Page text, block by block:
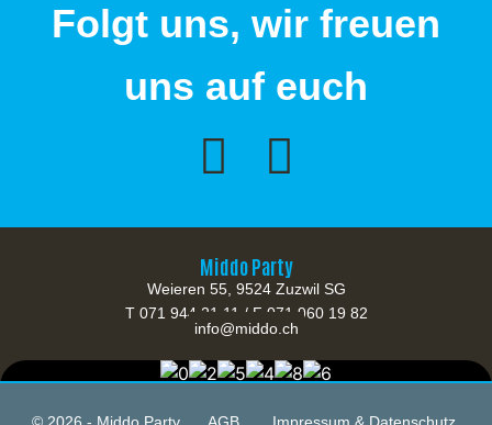
Folgt uns, wir freuen
uns auf euch
Middo Party
Weieren 55, 9524 Zuzwil SG
T 071 944 21 11 / F 071 960 19 82
info@middo.ch